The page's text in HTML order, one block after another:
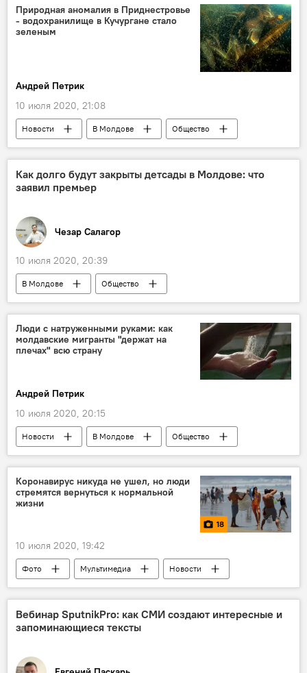
Природная аномалия в Приднестровье
- водохранилище в Кучургане стало
зеленым
Андрей Петрик
10 июля 2020, 21:08
Новости В Молдове
Общество
водохранилище
зеленый цвет
вода
Приднестровье
Как долго будут закрыты детсады в Молдове: что
заявил премьер
Чезар Салагор
10 июля 2020, 20:39
В Молдове
Общество
Коронавирус
Новости
Люди с натруженными руками: как
молдавские мигранты "держат на
плечах" всю страну
Андрей Петрик
10 июля 2020, 20:15
Новости В Молдове
Общество
мигранты
Молдова
труд
Коронавирус никуда не ушел, но люди
стремятся вернуться к нормальной
жизни
18
10 июля 2020, 19:42
Фото Мультимедиа
Новости
Общество
В мире
Вебинар SputnikPro: как СМИ создают интересные и
запоминающиеся тексты